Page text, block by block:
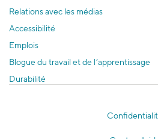
Relations avec les médias
Accessibilité
Emplois
Blogue du travail et de l’apprentissage
Durabilité